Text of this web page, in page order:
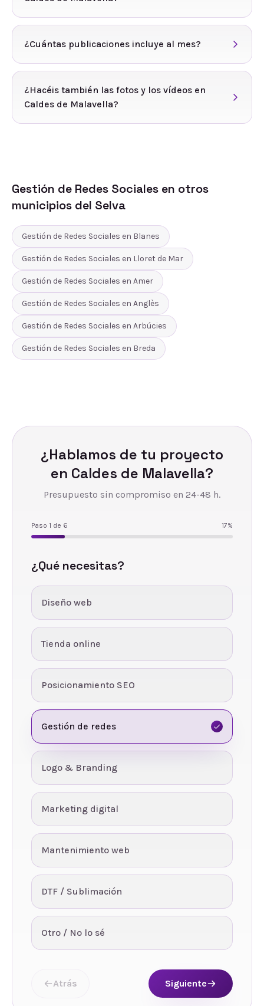
¿Cuántas publicaciones incluye al mes?
¿Hacéis también las fotos y los vídeos en
Caldes de Malavella?
Gestión de Redes Sociales en otros
municipios del Selva
Gestión de Redes Sociales en Blanes
Gestión de Redes Sociales en Lloret de Mar
Gestión de Redes Sociales en Amer
Gestión de Redes Sociales en Anglès
Gestión de Redes Sociales en Arbúcies
Gestión de Redes Sociales en Breda
¿Hablamos de tu proyecto
en Caldes de Malavella?
Presupuesto sin compromiso en 24-48 h.
Paso 1 de 6 17%
¿Qué necesitas?
Diseño web
Tienda online
Posicionamiento SEO
Gestión de redes
Logo & Branding
Marketing digital
Mantenimiento web
DTF / Sublimación
Otro / No lo sé
Atrás Siguiente